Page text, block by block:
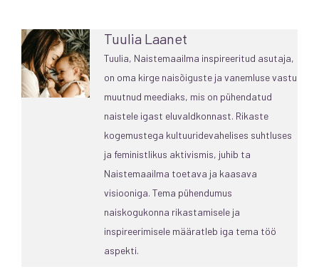
Tuulia Laanet
Tuulia, Naistemaailma inspireeritud asutaja,
on oma kirge naisõiguste ja vanemluse vastu
muutnud meediaks, mis on pühendatud
naistele igast eluvaldkonnast. Rikaste
kogemustega kultuuridevahelises suhtluses
ja feministlikus aktivismis, juhib ta
Naistemaailma toetava ja kaasava
visiooniga. Tema pühendumus
naiskogukonna rikastamisele ja
inspireerimisele määratleb iga tema töö
aspekti.